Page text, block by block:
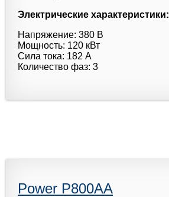
Электрические характеристики:
Напряжение: 380 В
Мощность: 120 кВт
Сила тока: 182 А
Количество фаз: 3
Power P800AA